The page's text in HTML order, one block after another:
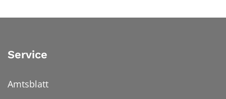
Service
Amtsblatt